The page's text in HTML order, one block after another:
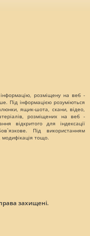
розміщену на веб -
Під інформацією розуміються
ящик-шота, скани, відео,
розміщених на веб -
відкритого для індексації
Під використанням
модифікація тощо.
захищені.